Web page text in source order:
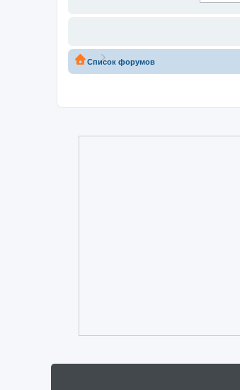
Список форумов